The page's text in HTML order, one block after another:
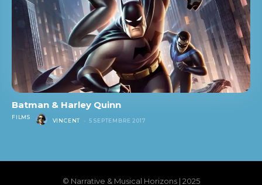
Batman & Harley Quinn
FILMS VINCENT - 5 SEPTEMBRE 2017
© Narrative & Musical Horizons | 2025